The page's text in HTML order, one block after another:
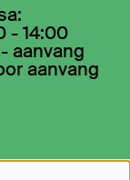
- 14:00
aanvang
aanvang